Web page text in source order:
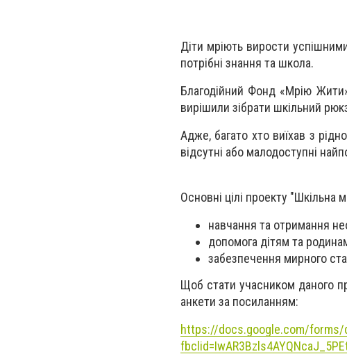
Діти мріють вирости
потрібні знання та школа.
Благодійний Фонд «Мрію
вирішили зібрати шкільний
Адже, багато хто виїхав з
відсутні або малодоступні
Основні цілі проекту "Шкільна
навчання та отримання
допомога дітям та
забезпечення мирного
Щоб стати учасником даного
анкети за посиланням:
https://docs.google.com/forms/